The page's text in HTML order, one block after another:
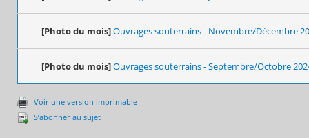
[Photo du mois]Ouvrages souterrains - Novembre/Décembre
[Photo du mois]Ouvrages souterrains - Septembre/Octobre
Voir une version imprimable
S’abonner au sujet